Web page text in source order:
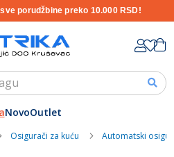
porudžbine preko 10.000 RSD!
Content
NovoOutlet
Osigurači za kuću Automatski